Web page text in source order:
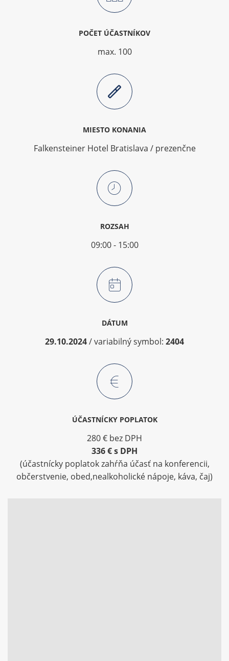
POČET ÚČASTNÍKOV
max. 100
MIESTO KONANIA
Falkensteiner Hotel Bratislava / prezenčne
ROZSAH
09:00 - 15:00
DÁTUM
29.10.2024/ variabilný symbol: 2404
ÚČASTNÍCKY POPLATOK
280 € bez DPH
336 € s DPH
(účastnícky poplatok zahŕňa účasť na konferencii,
občerstvenie, obed,nealkoholické nápoje, káva, čaj)